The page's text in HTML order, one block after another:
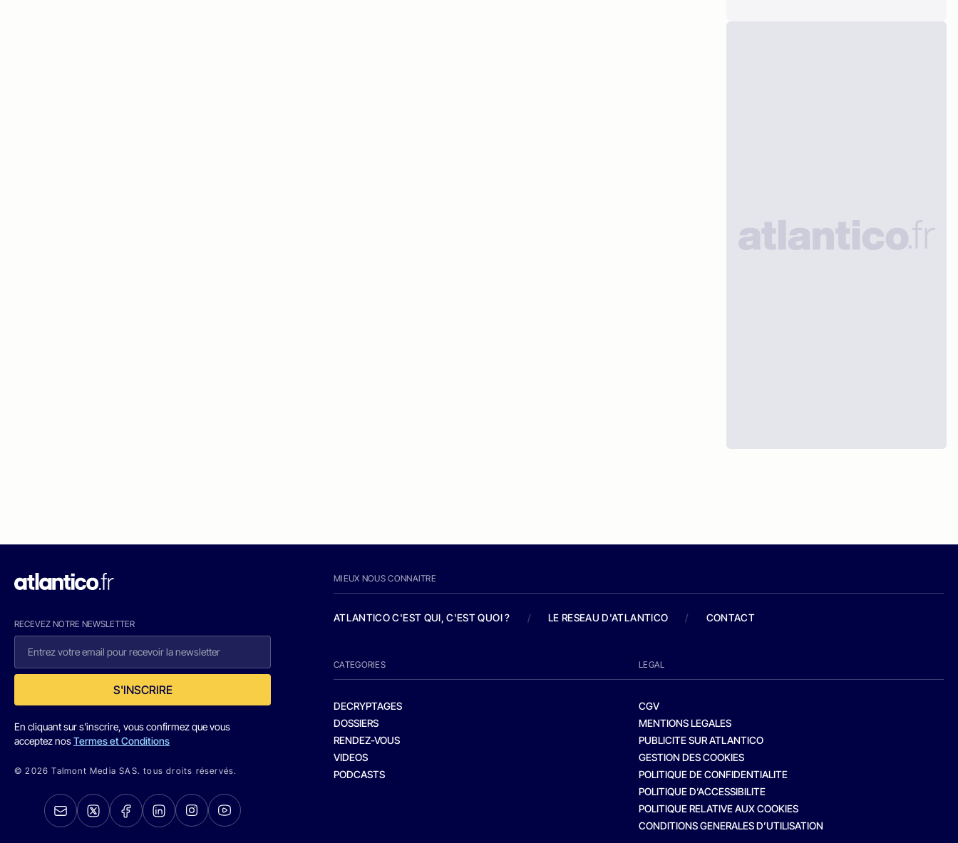
RECEVEZ NOTRE NEWSLETTER
S'INSCRIRE
En cliquant sur s'inscrire, vous confirmez que vous
acceptez nosTermes et Conditions
© 2026 Talmont Media SAS. tous droits réservés.
MIEUX NOUS CONNAITRE
ATLANTICO C'EST QUI, C'EST QUOI ? / LE RESEAU D'ATLANTICO / CONTACT
CATEGORIES
DECRYPTAGES
DOSSIERS
RENDEZ-VOUS
VIDEOS
PODCASTS
LEGAL
CGV
MENTIONS LEGALES
PUBLICITE SUR ATLANTICO
GESTION DES COOKIES
POLITIQUE DE CONFIDENTIALITE
POLITIQUE D’ACCESSIBILITE
POLITIQUE RELATIVE AUX COOKIES
CONDITIONS GENERALES D’UTILISATION